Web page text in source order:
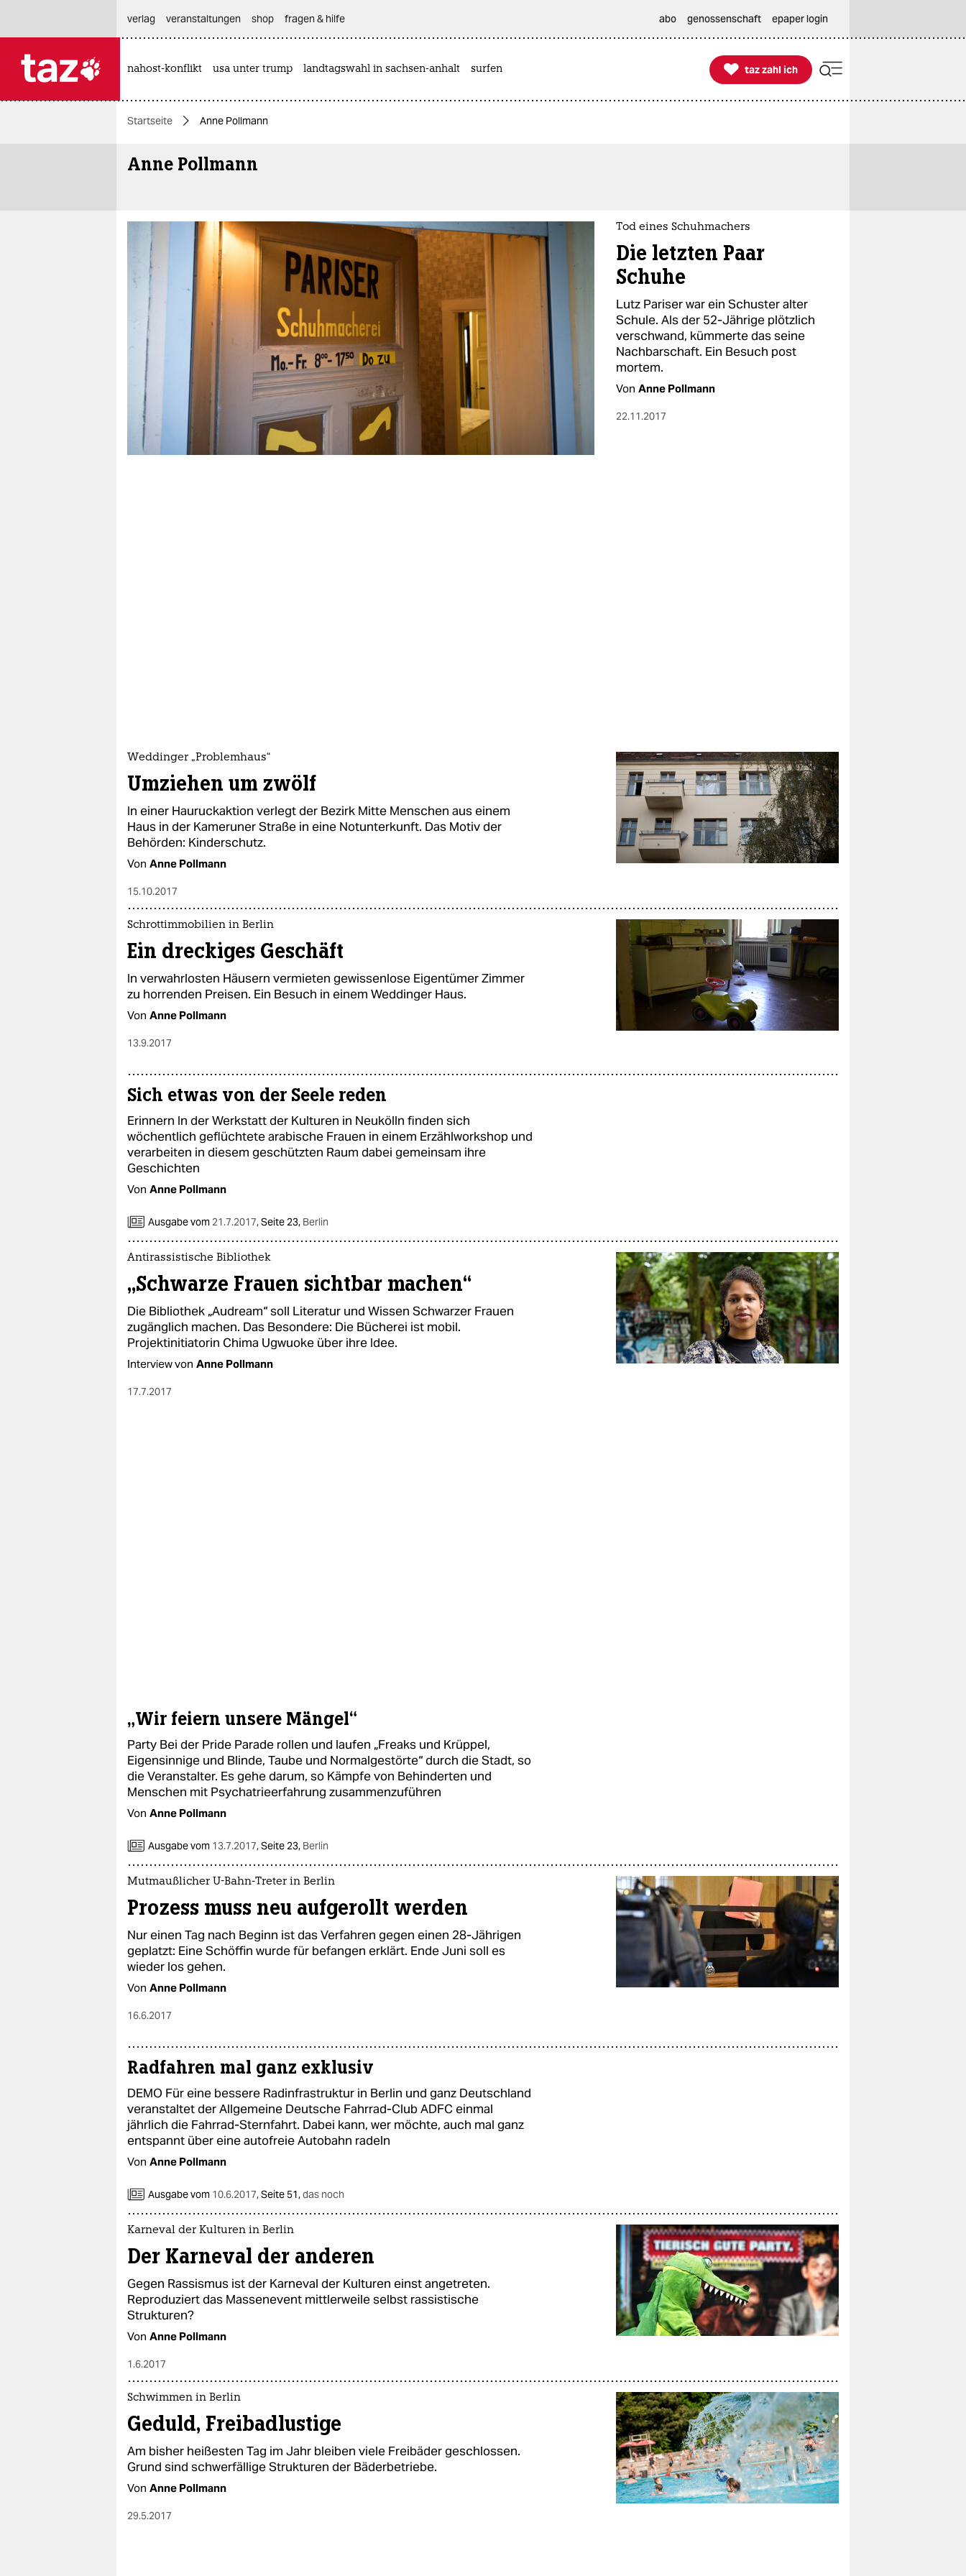
themen
politik
gesellschaft
kultur
sport
berlin
nord
wahrheit
verlag
verlag
verlag
veranstaltungen shop fragen & hilfe abo genossenschaft epaper login
nahost-konflikt usa unter trump landtagswahl in sachsen-anhalt surfen 
taz zahl ich
taz zahl ich
Startseite Anne Pollmann
Anne Pollmann
Tod eines Schuhmachers
Die letzten Paar
Schuhe
Lutz Pariser war ein Schuster alter
Schule. Als der 52-Jährige plötzlich
verschwand, kümmerte das seine
Nachbarschaft. Ein Besuch post
mortem.
Von Anne Pollmann
22.11.2017
Weddinger „Problemhaus“
Umziehen um zwölf
In einer Hauruckaktion verlegt der Bezirk Mitte Menschen aus einem
Haus in der Kameruner Straße in eine Notunterkunft. Das Motiv der
Behörden: Kinderschutz.
Von Anne Pollmann
15.10.2017
Schrottimmobilien in Berlin
Ein dreckiges Geschäft
In verwahrlosten Häusern vermieten gewissenlose Eigentümer Zimmer
zu horrenden Preisen. Ein Besuch in einem Weddinger Haus.
Von Anne Pollmann
13.9.2017
Sich etwas von der Seele reden
Erinnern In der Werkstatt der Kulturen in Neukölln finden sich
wöchentlich geflüchtete arabische Frauen in einem Erzählworkshop und
verarbeiten in diesem geschützten Raum dabei gemeinsam ihre
Geschichten
Von Anne Pollmann
Ausgabe vom 21.7.2017,Seite 23, Berlin
Antirassistische Bibliothek
„Schwarze Frauen sichtbar machen“
Die Bibliothek „Audream“ soll Literatur und Wissen Schwarzer Frauen
zugänglich machen. Das Besondere: Die Bücherei ist mobil.
Projektinitiatorin Chima Ugwuoke über ihre Idee.
Interview von Anne Pollmann
17.7.2017
„Wir feiern unsere Mängel“
Party Bei der Pride Parade rollen und laufen „Freaks und Krüppel,
Eigensinnige und Blinde, Taube und Normalgestörte“ durch die Stadt, so
die Veranstalter. Es gehe darum, so Kämpfe von Behinderten und
Menschen mit Psychatrieerfahrung zusammenzuführen
Von Anne Pollmann
Ausgabe vom 13.7.2017,Seite 23, Berlin
Mutmaußlicher U-Bahn-Treter in Berlin
Prozess muss neu aufgerollt werden
Nur einen Tag nach Beginn ist das Verfahren gegen einen 28-Jährigen
geplatzt: Eine Schöffin wurde für befangen erklärt. Ende Juni soll es
wieder los gehen.
Von Anne Pollmann
16.6.2017
Radfahren mal ganz exklusiv
DEMO Für eine bessere Radinfrastruktur in Berlin und ganz Deutschland
veranstaltet der Allgemeine Deutsche Fahrrad-Club ADFC einmal
jährlich die Fahrrad-Sternfahrt. Dabei kann, wer möchte, auch mal ganz
entspannt über eine autofreie Autobahn radeln
Von Anne Pollmann
Ausgabe vom 10.6.2017,Seite 51,das noch
Karneval der Kulturen in Berlin
Der Karneval der anderen
Gegen Rassismus ist der Karneval der Kulturen einst angetreten.
Reproduziert das Massenevent mittlerweile selbst rassistische
Strukturen?
Von Anne Pollmann
1.6.2017
Schwimmen in Berlin
Geduld, Freibadlustige
Am bisher heißesten Tag im Jahr bleiben viele Freibäder geschlossen.
Grund sind schwerfällige Strukturen der Bäderbetriebe.
Von Anne Pollmann
29.5.2017